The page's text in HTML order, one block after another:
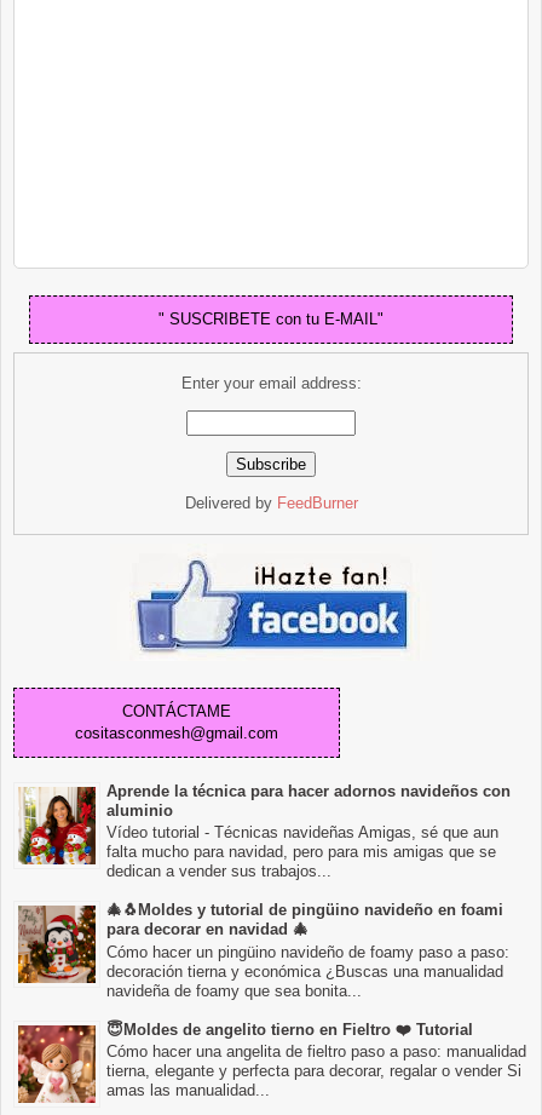
" SUSCRIBETE con tu E-MAIL"
Enter your email address:
Delivered by FeedBurner
CONTÁCTAME
cositasconmesh@gmail.com
Aprende la técnica para hacer adornos navideños con
aluminio
Vídeo tutorial - Técnicas navideñas Amigas, sé que aun
falta mucho para navidad, pero para mis amigas que se
dedican a vender sus trabajos...
🎄🐧Moldes y tutorial de pingüino navideño en foami
para decorar en navidad 🎄
Cómo hacer un pingüino navideño de foamy paso a paso:
decoración tierna y económica ¿Buscas una manualidad
navideña de foamy que sea bonita...
😇Moldes de angelito tierno en Fieltro ❤️ Tutorial
Cómo hacer una angelita de fieltro paso a paso: manualidad
tierna, elegante y perfecta para decorar, regalar o vender Si
amas las manualidad...